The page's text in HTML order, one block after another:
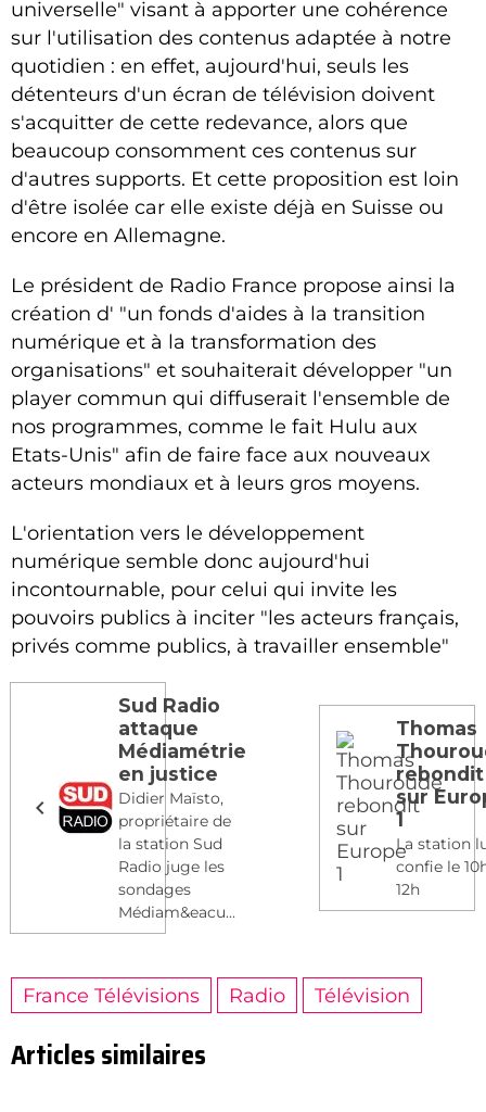
universelle" visant à apporter une cohérence
sur l'utilisation des contenus adaptée à notre
quotidien : en effet, aujourd'hui, seuls les
détenteurs d'un écran de télévision doivent
s'acquitter de cette redevance, alors que
beaucoup consomment ces contenus sur
d'autres supports. Et cette proposition est loin
d'être isolée car elle existe déjà en Suisse ou
encore en Allemagne.
Le président de Radio France propose ainsi la
création d' "un fonds d'aides à la transition
numérique et à la transformation des
organisations" et souhaiterait développer "un
player commun qui diffuserait l'ensemble de
nos programmes, comme le fait Hulu aux
Etats-Unis" afin de faire face aux nouveaux
acteurs mondiaux et à leurs gros moyens.
L'orientation vers le développement
numérique semble donc aujourd'hui
incontournable, pour celui qui invite les
pouvoirs publics à inciter "les acteurs français,
privés comme publics, à travailler ensemble"
Sud Radio
attaque
Médiamétrie
en justice
Didier Maïsto,
propriétaire de
la station Sud
Radio juge les
sondages
Médiam&eacu...
Thomas
rebondit
sur
1
La station
confie le
12h
France Télévisions Radio Télévision
Articles similaires